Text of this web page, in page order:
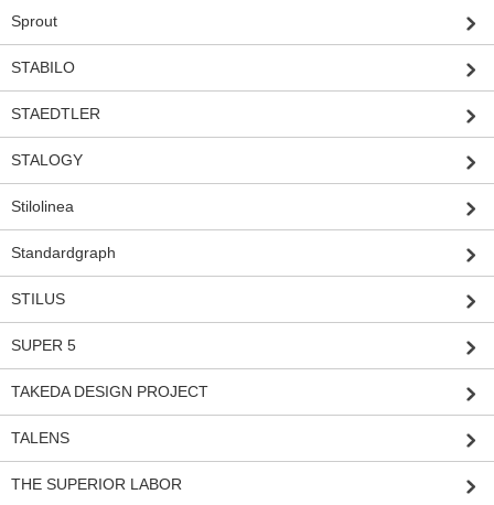
Sprout
STABILO
STAEDTLER
STALOGY
Stilolinea
Standardgraph
STILUS
SUPER 5
TAKEDA DESIGN PROJECT
TALENS
THE SUPERIOR LABOR